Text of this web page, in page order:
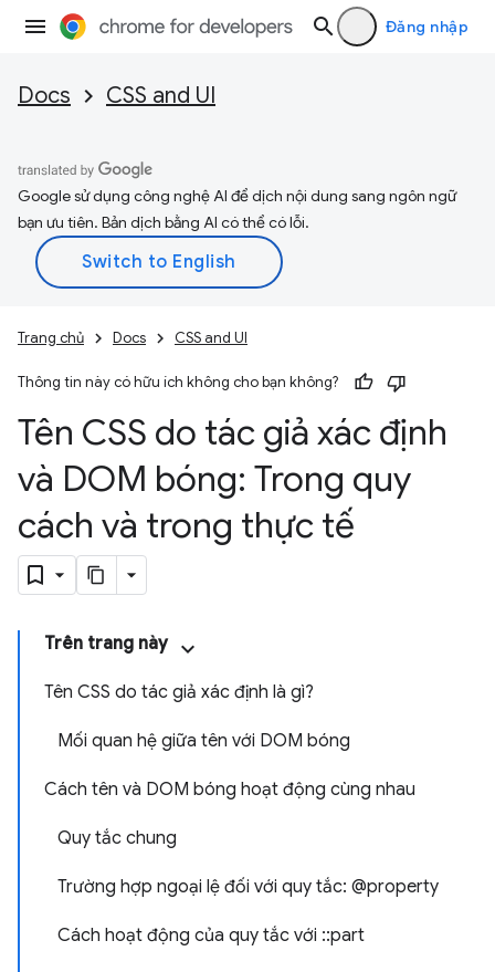
Đăng nhập
Docs CSS and UI
Google sử dụng công nghệ AI để dịch nội dung sang ngôn ngữ
bạn ưu tiên. Bản dịch bằng AI có thể có lỗi.
Trang chủ Docs CSS and UI
Thông tin này có hữu ích không cho bạn không?
Tên CSS do tác giả xác định
và DOM bóng: Trong quy
cách và trong thực tế
Trên trang này
Tên CSS do tác giả xác định là gì?
Mối quan hệ giữa tên với DOM bóng
Cách tên và DOM bóng hoạt động cùng nhau
Quy tắc chung
Trường hợp ngoại lệ đối với quy tắc: @property
Cách hoạt động của quy tắc với ::part